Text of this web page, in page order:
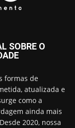
SOBRE O
formas de
atualizada e
como a
ainda mais
2020, nossa